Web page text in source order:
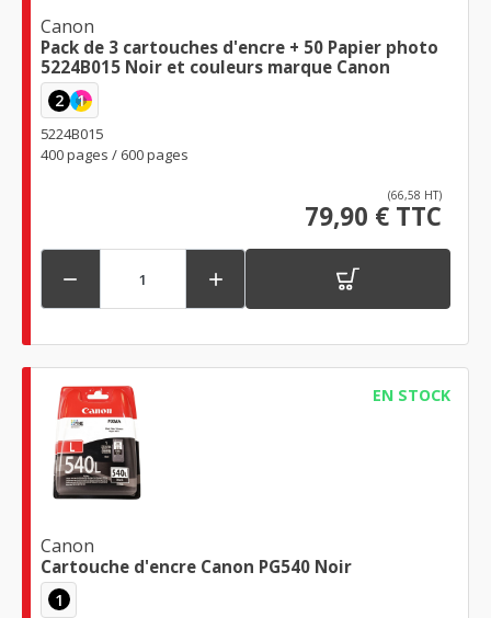
Canon
Pack de 3 cartouches d'encre + 50 Papier photo
5224B015 Noir et couleurs marque Canon
2 1
5224B015
400 pages / 600 pages
(66,58 HT)
79,90 € TTC
 
EN STOCK
Canon
Cartouche d'encre Canon PG540 Noir
1